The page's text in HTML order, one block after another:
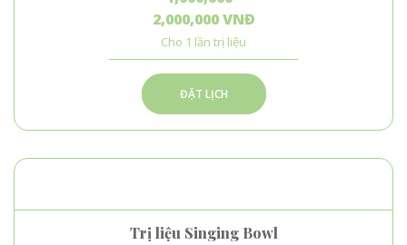
2,000,000 VNĐ
Cho 1 lần trị liệu
ĐẶT LỊCH
Trị liệu Singing Bowl